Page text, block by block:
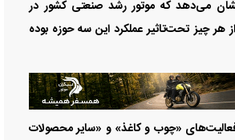
نشان می‌دهد که موتور رشد صنعتی کشور در
بیش از هر چیز تحت‌تاثیر عملکرد این سه حوزه بوده
«چوب و کاغذ» و «سایر محصولات